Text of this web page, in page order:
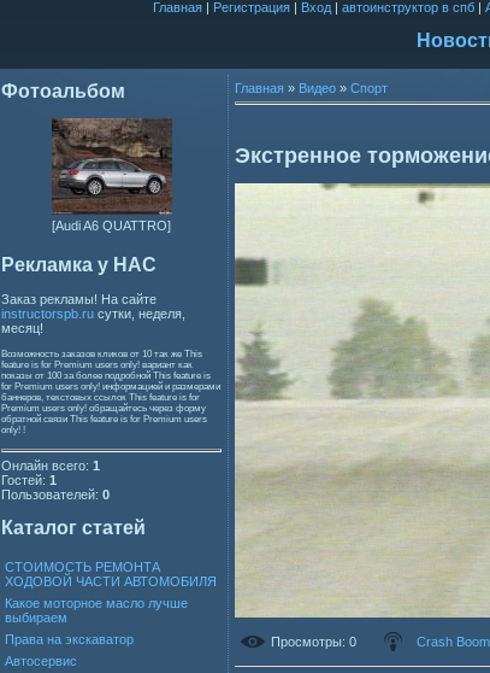
Главная| Регистрация| Вход| автоинструктор в спб|
Фотоальбом
[Audi A6 QUATTRO]
Рекламка у НАС
Заказ рекламы! На сайте
instructorspb.ru сутки, неделя,
месяц!
Возможность заказов кликов от 10 так же This
feature is for Premium users only! вариант как
показы от 100 за более подробной This feature is
for Premium users only! информацией и размерами
баннеров, текстовых ссылок This feature is for
Premium users only! обращайтесь через форму
обратной связи This feature is for Premium users
only! !
Онлайн всего: 1
Гостей: 1
Пользователей: 0
Каталог статей
СТОИМОСТЬ РЕМОНТА
ХОДОВОЙ ЧАСТИ АВТОМОБИЛЯ
Какое моторное масло лучше
выбираем
Права на экскаватор
Автосервис
Главная » Видео » Спорт
Экстренное
Просмотры: 0 Crash